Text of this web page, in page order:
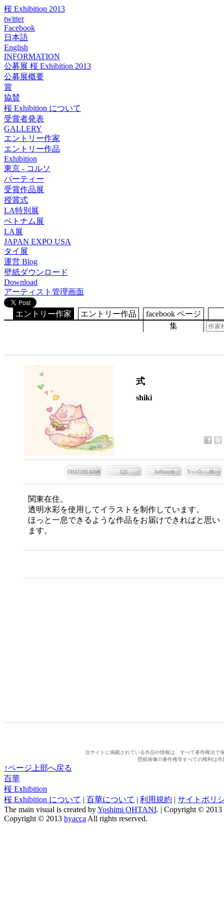
桜 Exhibition 2013
twitter
Facebook
日本語
English
INFORMATION
公募展 桜 Exhibition 2013
公募展概要
賞
協賛
桜 Exhibition について
受賞者発表
GALLERY
エントリー作家
エントリー作品
Exhibition
東京 - コルソ
パーティー
受賞作品展
授賞式
LA特別展
ベトナム展
LA展
JAPAN EXPO USA
タイ展
運営 Blog
壁紙ダウンロード
Download
アーティスト管理画面
エントリー作家 エントリー作品
facebook ページ
集
式
shiki
関東在住。
透明水彩を使用してイラストを制作しています。
ほっと一息できるような作品をお届けできればと思い
ます。
当サイトに掲載されている作品や情報は、すべて著作権法
壁紙画像の著作権等すべての権利は
↑ページ上部へ戻る
百華
桜 Exhibition
桜 Exhibition について | 百華について | 利用規約 | サイトポリ
The main visual is created byYoshimi OHTANI. | Copyright © 2013
Copyright © 2013 hyacca All rights reserved.